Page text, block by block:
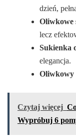
dzień,
Oliwkowe
lecz
Sukienka
elegancja.
Oliwkowy
Czytaj więcej
Wypróbuj 6